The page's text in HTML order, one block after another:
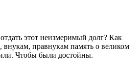
этот неизмеримый долг? Как
внукам, правнукам память о великом
Чтобы были достойны.